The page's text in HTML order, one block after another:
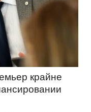
крайне